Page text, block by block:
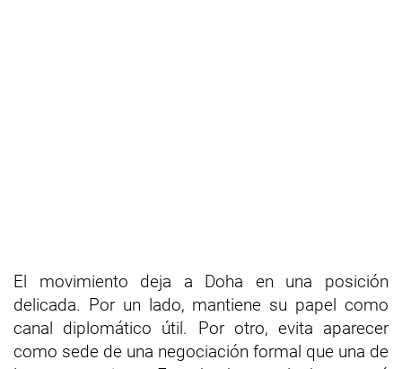
El movimiento deja a Doha en una posición
delicada. Por un lado, mantiene su papel como
canal diplomático útil. Por otro, evita aparecer
como sede de una negociación formal que una de